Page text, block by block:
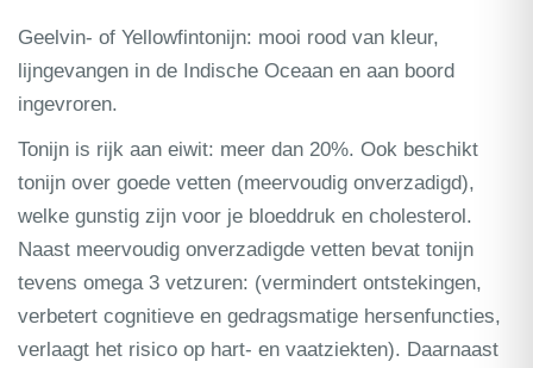
Geelvin- of Yellowfintonijn: mooi rood van kleur,
lijngevangen in de Indische Oceaan en aan boord
ingevroren.
Tonijn is rijk aan eiwit: meer dan 20%. Ook beschikt
tonijn over goede vetten (meervoudig onverzadigd),
welke gunstig zijn voor je bloeddruk en cholesterol.
Naast meervoudig onverzadigde vetten bevat tonijn
tevens omega 3 vetzuren: (vermindert ontstekingen,
verbetert cognitieve en gedragsmatige hersenfuncties,
verlaagt het risico op hart- en vaatziekten). Daarnaast